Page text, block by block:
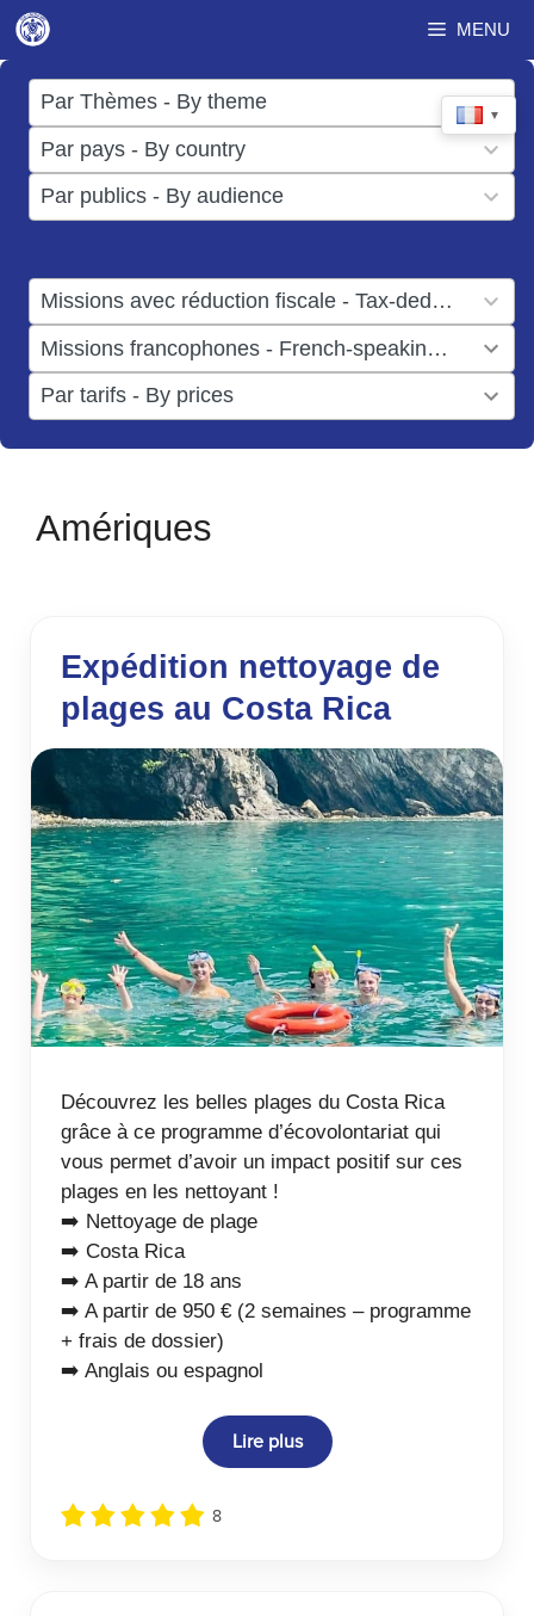
Aller
au
contenu
MENU
▼
Par Thèmes - By theme
17
results
available
Par pays - By country
50
results
available
Par publics - By audience
results
Missions avec réduction fiscale - Tax-deductible missions
result
available
Missions francophones - French-speaking missions
result
available
Par tarifs - By prices
results
available
Amériques
Expédition nettoyage de
plages au Costa Rica
Découvrez les belles plages du Costa Rica
grâce à ce programme d’écovolontariat qui
vous permet d’avoir un impact positif sur ces
plages en les nettoyant !
➡️ Nettoyage de plage
➡️ Costa Rica
➡️ A partir de 18 ans
➡️ A partir de 950 € (2 semaines – programme
+ frais de dossier)
➡️ Anglais ou espagnol
Lire plus
8